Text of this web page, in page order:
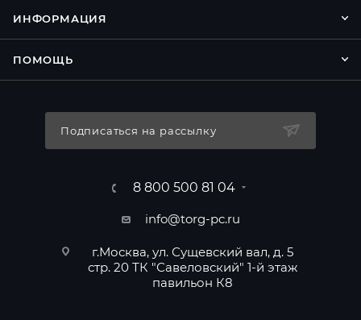
ИНФОРМАЦИЯ
ПОМОЩЬ
Подписаться на рассылку
8 800 500 81 04
info@torg-pc.ru
г.Москва, ул. Сущевский вал, д. 5
стр. 20 ТК "Савеловский" 1-й этаж
павильон К8